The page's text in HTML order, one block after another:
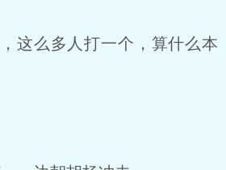
这么多人打一个，算什么本